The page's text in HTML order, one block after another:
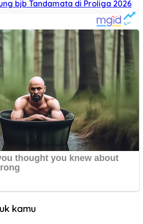
bjb Tandamata di Proliga 2026
kamu